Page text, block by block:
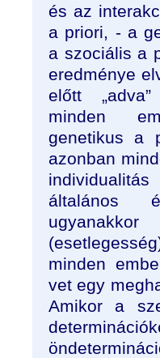
és az
a priori, - a
a szociális a
eredménye
előtt
minden
genetikus a
azonban
általános
minden
vet egy
Amikor a